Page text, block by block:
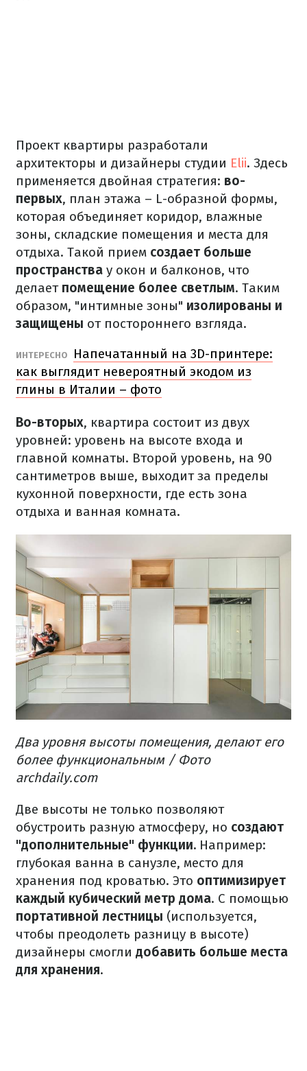
Проект квартиры разработали
архитекторы и дизайнеры студии Elii. Здесь
применяется двойная стратегия: во-
первых, план этажа – L-образной формы,
которая объединяет коридор, влажные
зоны, складские помещения и места для
отдыха. Такой прием создает больше
пространства у окон и балконов, что
делает помещение более светлым. Таким
образом, "интимные зоны" изолированы и
защищены от постороннего взгляда.
ИНТЕРЕСНО
Напечатанный на 3D-принтере:
как выглядит невероятный экодом из
глины в Италии – фото
Во-вторых, квартира состоит из двух
уровней: уровень на высоте входа и
главной комнаты. Второй уровень, на 90
сантиметров выше, выходит за пределы
кухонной поверхности, где есть зона
отдыха и ванная комната.
Два уровня высоты помещения, делают его
более функциональным / Фото
archdaily.com
Две высоты не только позволяют
обустроить разную атмосферу, но создают
"дополнительные" функции. Например:
глубокая ванна в санузле, место для
хранения под кроватью. Это оптимизирует
каждый кубический метр дома. С помощью
портативной лестницы (используется,
чтобы преодолеть разницу в высоте)
дизайнеры смогли добавить больше места
для хранения.